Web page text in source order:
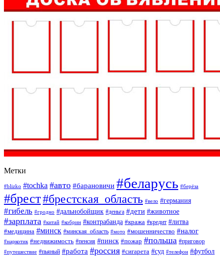
Метки
#blizko #tochka #авто #барановичи #беларусь #берёза
#брест#брестская_область #вело #германия
#гибель #гродно #дальнобойщик #деньга #дети #животное
#зарплата #китай #кобрин #контрабанда #кража #кредит #литва
#медицина #минск #минская_область #мото #мошенничество #налог
#наркотик #недвижимость #пенсия #пинск #пожар #польша #приговор
#путешествие #пьяный #работа #россия #сигарета #суд #телефон #футбол